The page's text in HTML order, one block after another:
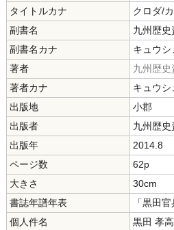
タイトルカナ
クロダ/
副書名
九州歴
副書名カナ
キュウ
著者
九州歴史
著者カナ
キュウ
出版地
小郡
出版者
九州歴史
出版年
2014.8
ページ数
62p
大きさ
30cm
書誌年譜年表
「黒田
個人件名
黒田 孝高